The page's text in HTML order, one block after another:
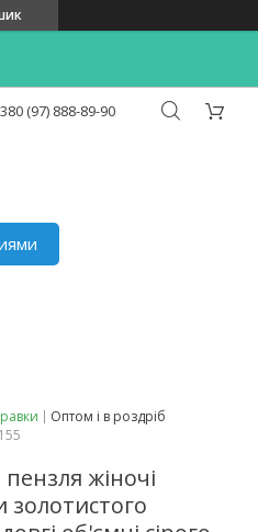
(97) 888-89-90
Оптом і в роздріб
жіночі
золотистого